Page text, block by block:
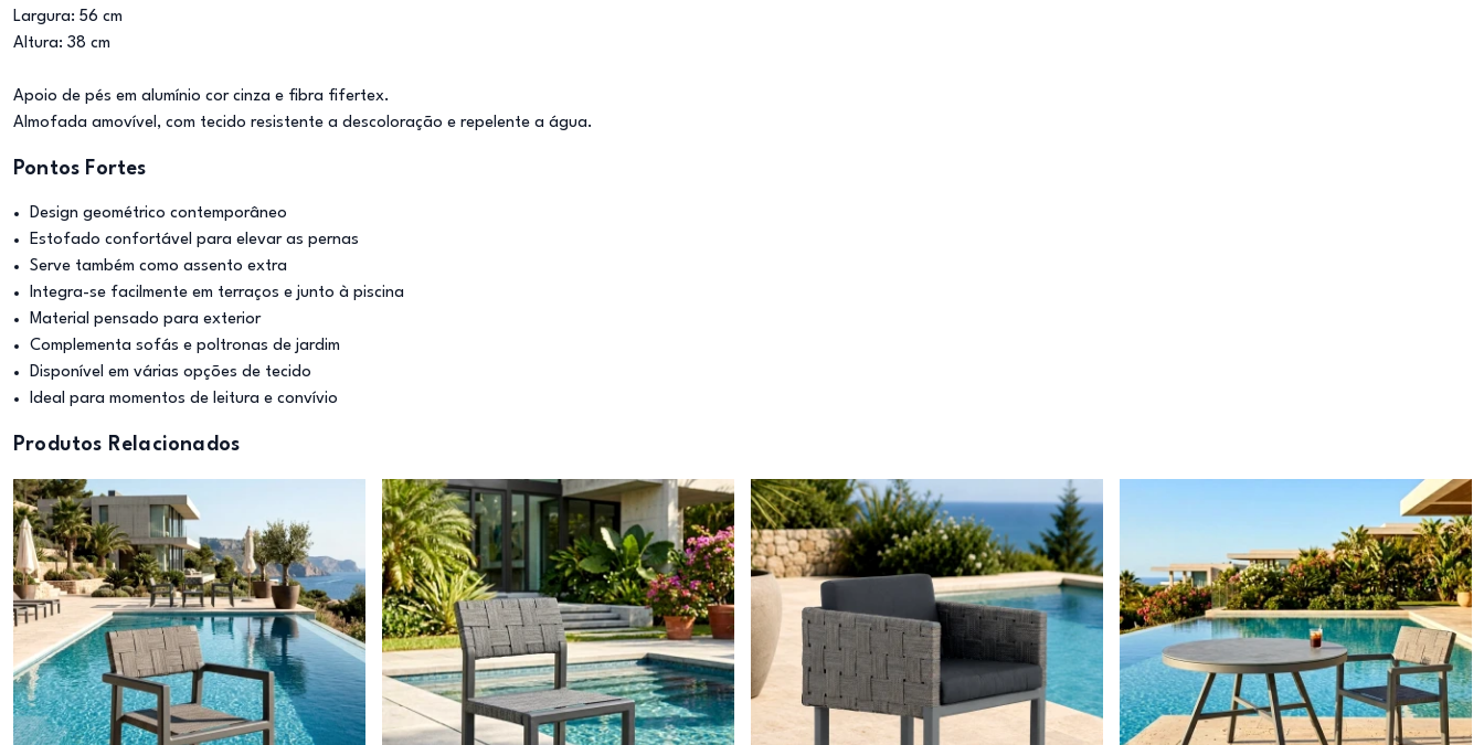
Largura: 56 cm
Altura: 38 cm
Apoio de pés em alumínio cor cinza e fibra fifertex.
Almofada amovível, com tecido resistente a descoloração e repelente a água.
Pontos Fortes
Design geométrico contemporâneo
Estofado confortável para elevar as pernas
Serve também como assento extra
Integra-se facilmente em terraços e junto à piscina
Material pensado para exterior
Complementa sofás e poltronas de jardim
Disponível em várias opções de tecido
Ideal para momentos de leitura e convívio
Produtos Relacionados